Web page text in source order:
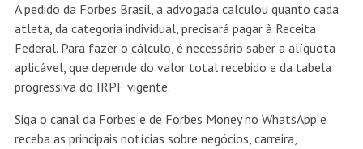
A pedido da Forbes Brasil, a advogada calculou quanto cada
atleta, da categoria individual, precisará pagar à Receita
Federal. Para fazer o cálculo, é necessário saber a alíquota
aplicável, que depende do valor total recebido e da tabela
progressiva do IRPF vigente.
Siga o canal da Forbes e de Forbes Money no WhatsApp e
receba as principais notícias sobre negócios, carreira,